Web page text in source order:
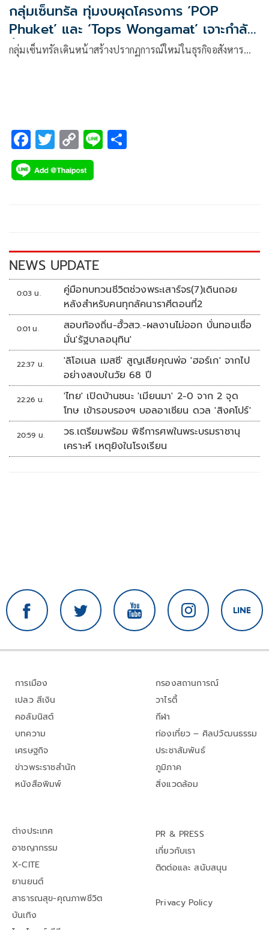
กลุ่มเซ็นทรัล ทุ่มงบผุดโครงการ ‘POP
Phuket’ และ ‘Tops Wongamat’ เจาะกำลัง
ซื้อไฮเอนด์ใจกลางเชิงทะเลและวงศ์อมาตย์
กลุ่มเซ็นทรัลเดินหน้าสร้างปรากฏการณ์ใหม่ในธุรกิจอสังหาร…
F
ac
e
k
T
wi
tt
C
o
p
k
Li
NEWS UPDATE
0:03 น.
คู่มือทบทวนชีวิตช่วงพระเสาร์จร(7)เดินถอย
หลังสำหรับคนทุกลัคนาราศีตอนที่2
0:01 น.
สอบท้องถิ่น-ฮั้วสว.-ผลงานไม่ออก บั่นทอนเชื่อ
มั่น'รัฐบาลอนุทิน'
22:37 น.
'ลิโอเนล เมสซี' สูญเสียคุณพ่อ 'ฮอร์เก' จากไป
อย่างสงบในวัย 68 ปี
22:26 น.
'ไทย' เปิดบ้านชนะ 'เมียนมา' 2-0 จาก 2 จุด
โทษ เข้ารอบรองฯ บอลอาเซียน ดวล 'สิงคโปร์'
20:59 น.
วธ.เตรียมพร้อม พิธีการศพในพระบรมราชานุ
เคราะห์ เหตุยิงในโรงเรียน
การเมือง
เปลว สีเงิน
คอลัมนิสต์
บทความ
เศรษฐกิจ
ข่าวพระราชสำนัก
หนังสือพิมพ์
กรองสถานการณ์
วาไรตี้
กีฬา
ท่องเที่ยว – ศิลปวัฒนธรรม
ประชาสัมพันธ์
ภูมิภาค
สิ่งแวดล้อม
ต่างประเทศ
อาชญากรรม
X-CITE
ยานยนต์
สาธารณสุข-คุณภาพชีวิต
บันเทิง
PR & PRESS
เกี่ยวกับเรา
ติดต่อและ สนับสนุน
Privacy Policy